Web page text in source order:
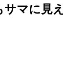
マに見